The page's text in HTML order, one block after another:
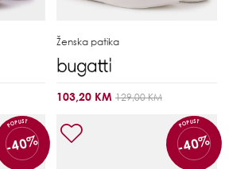
Ženska patika
103,20 KM 129,00 KM
POPUST
-40%
POPUST
-40%